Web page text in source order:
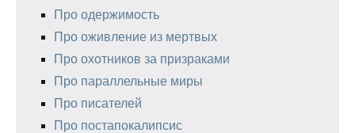
Про одержимость
Про оживление из мертвых
Про охотников за призраками
Про параллельные миры
Про писателей
Про постапокалипсис